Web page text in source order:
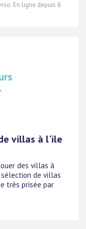
En ligne depuis 6
villas à l'ile
des villas à
sélection de villas
très prisée par